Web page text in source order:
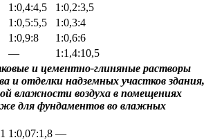
1:0,4:4,5
1:0,2:3,5
1:0,5:5,5
1:0,3:4
1:0,9:8
1:0,6:6
—
1:1,4:10,5
и цементно-глиняные растворы
и отделки надземных участков здания,
влажности воздуха в помещениях
для фундаментов во влажных
1:0,07:1,8 —